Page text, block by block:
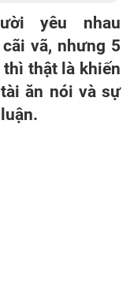
yêu nhau
vã, nhưng 5
thật là khiến
ăn nói và sự